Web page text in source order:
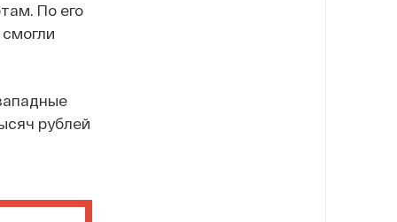
По его
рублей